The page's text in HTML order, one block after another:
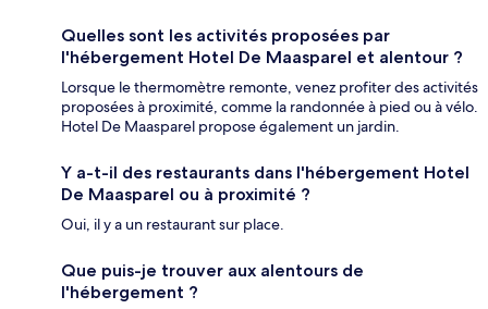
Quelles sont les activités proposées par
l'hébergement Hotel De Maasparel et alentour ?
Lorsque le thermomètre remonte, venez profiter des activités
proposées à proximité, comme la randonnée à pied ou à vélo.
Hotel De Maasparel propose également un jardin.
Y a-t-il des restaurants dans l'hébergement Hotel
De Maasparel ou à proximité ?
Oui, il y a un restaurant sur place.
Que puis-je trouver aux alentours de
l'hébergement ?